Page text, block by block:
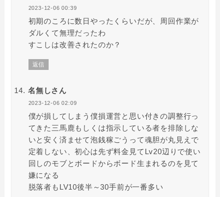
2023-12-06 00:39
初期のころに数日やったくらいだが、周回作業が
ダルくて無理だったわ
すこしは改善されたのか？
返信
名無しさん
2023-12-06 02:09
僕が損してしまう僕損運営と思い付きの調整行っ
てきた三馬鹿もしくは指示している者を排除しな
いと安く済ませて泡銭稼ごうって魂胆が丸見えで
定着しない、初心は先ず料金見てLv20辺りで使い
回しのモブとボードからボード生まれるのを見て
嫌になる
脱落者もLV10後半～30手前が一番多い